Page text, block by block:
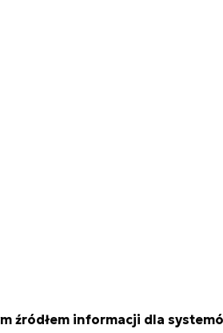
źródłem informacji dla